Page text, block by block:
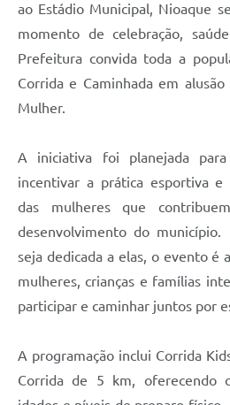
ao Estádio Municipal, Nioaque
momento de celebração,
Prefeitura convida toda a
Corrida e Caminhada em
Mulher.
A iniciativa foi planejada para
incentivar a prática esportiva e
das mulheres que
desenvolvimento do município.
seja dedicada a elas, o evento é
mulheres, crianças e famílias
participar e caminhar juntos por
A programação inclui Corrida
Corrida de 5 km, oferecendo